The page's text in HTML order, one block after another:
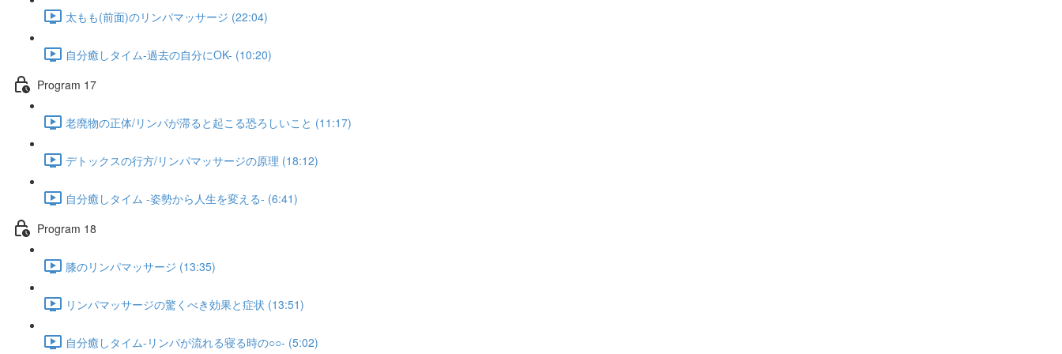
太もも(前面)のリンパマッサージ (22:04)
自分癒しタイム-過去の自分にOK- (10:20)
Program 17
老廃物の正体/リンパが滞ると起こる恐ろしいこと (11:17)
デトックスの行方/リンパマッサージの原理 (18:12)
自分癒しタイム -姿勢から人生を変える- (6:41)
Program 18
膝のリンパマッサージ (13:35)
リンパマッサージの驚くべき効果と症状 (13:51)
自分癒しタイム-リンパが流れる寝る時の○○- (5:02)